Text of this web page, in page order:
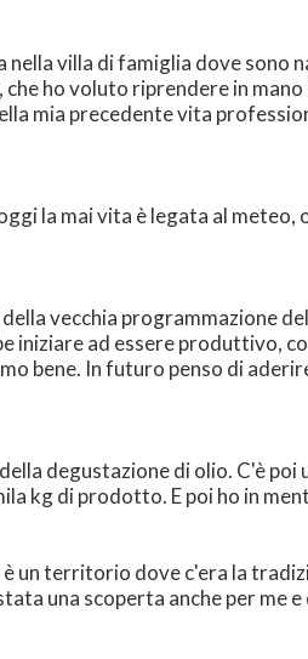
villa di famiglia dove sono
ho voluto riprendere in
mia precedente vita
la mai vita è legata al meteo,
vecchia programmazione
iniziare ad essere produttivo,
bene. In futuro penso di
degustazione di olio. C'è
kg di prodotto. E poi ho in
un territorio dove c'era la
una scoperta anche per me